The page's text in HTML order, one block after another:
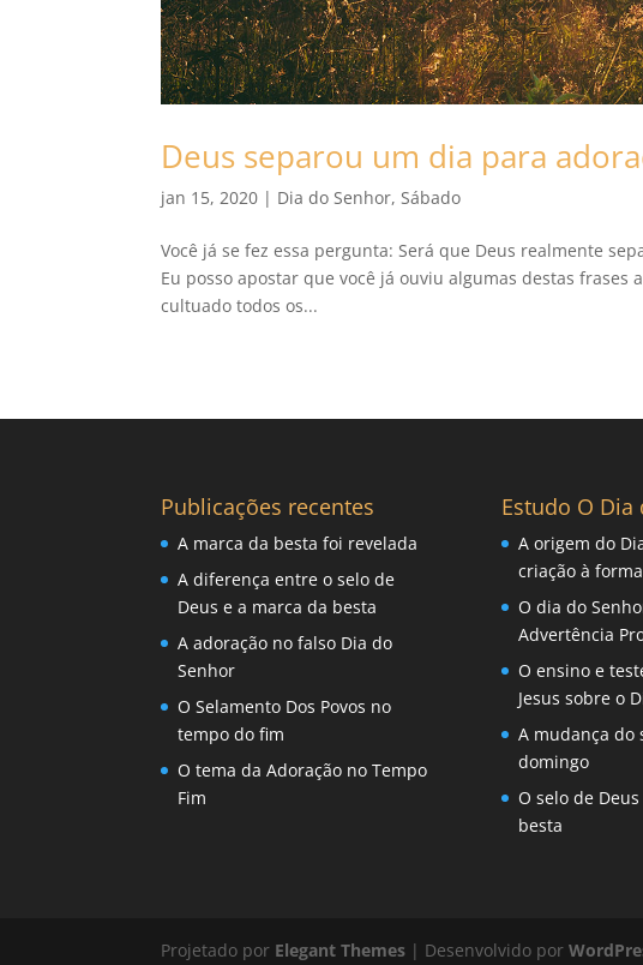
Deus separou um dia para
jan 15, 2020 | Dia do Senhor, Sábado
Você já se fez essa pergunta: Será que Deus realmente
Eu posso apostar que você já ouviu algumas destas
cultuado todos os...
Publicações recentes
A marca da besta foi revelada
A diferença entre o selo de
Deus e a marca da besta
A adoração no falso Dia do
Senhor
O Selamento Dos Povos no
tempo do fim
O tema da Adoração no Tempo
Fim
Estudo O Dia
A origem do
criação à
O dia do
Advertência
O ensino e
Jesus sobre o
A mudança do
domingo
O selo de
besta
Projetado por Elegant Themes | Desenvolvido por